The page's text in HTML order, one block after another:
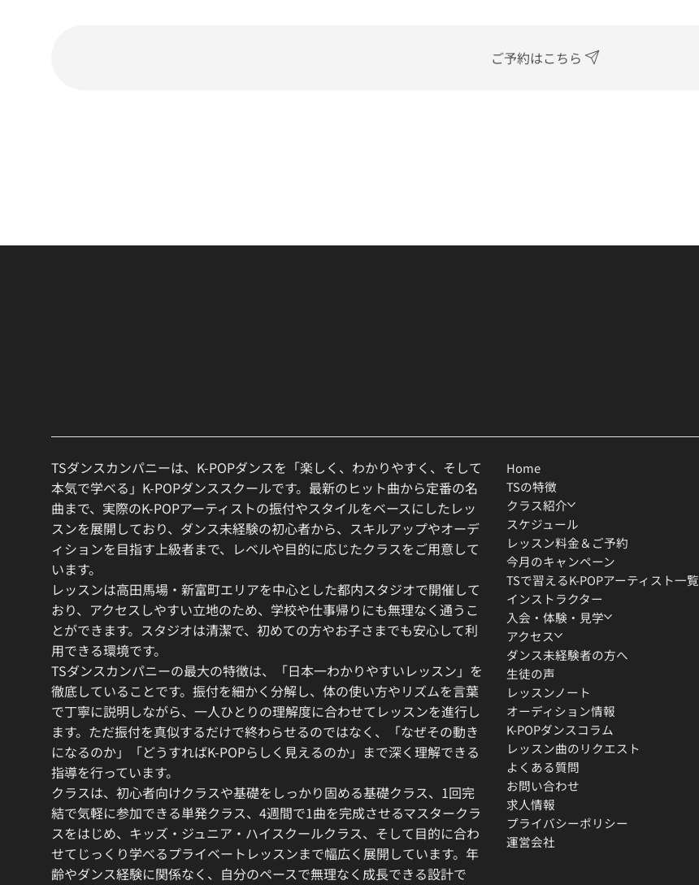
ご予約はこちら
TSダンスカンパニーは、K-POPダンスを「楽しく、わかりやすく、そして
本気で学べる」K-POPダンススクールです。最新のヒット曲から定番の名
曲まで、実際のK-POPアーティストの振付やスタイルをベースにしたレッ
スンを展開しており、ダンス未経験の初心者から、スキルアップやオーデ
ィションを目指す上級者まで、レベルや目的に応じたクラスをご用意して
います。
レッスンは高田馬場・新富町エリアを中心とした都内スタジオで開催して
おり、アクセスしやすい立地のため、学校や仕事帰りにも無理なく通うこ
とができます。スタジオは清潔で、初めての方やお子さまでも安心して利
用できる環境です。
TSダンスカンパニーの最大の特徴は、「日本一わかりやすいレッスン」を
徹底していることです。振付を細かく分解し、体の使い方やリズムを言葉
で丁寧に説明しながら、一人ひとりの理解度に合わせてレッスンを進行し
ます。ただ振付を真似するだけで終わらせるのではなく、「なぜその動き
になるのか」「どうすればK-POPらしく見えるのか」まで深く理解できる
指導を行っています。
クラスは、初心者向けクラスや基礎をしっかり固める基礎クラス、1回完
結で気軽に参加できる単発クラス、4週間で1曲を完成させるマスタークラ
スをはじめ、キッズ・ジュニア・ハイスクールクラス、そして目的に合わ
せてじっくり学べるプライベートレッスンまで幅広く展開しています。年
齢やダンス経験に関係なく、自分のペースで無理なく成長できる設計で
Home
TSの特徴
クラス紹介
スケジュール
レッスン料金＆ご予約
今月のキャンペーン
TSで習えるK-POPアーティスト一覧
インストラクター
入会・体験・見学
アクセス
ダンス未経験者の方へ
生徒の声
レッスンノート
オーディション情報
K-POPダンスコラム
レッスン曲のリクエスト
よくある質問
お問い合わせ
求人情報
プライバシーポリシー
運営会社